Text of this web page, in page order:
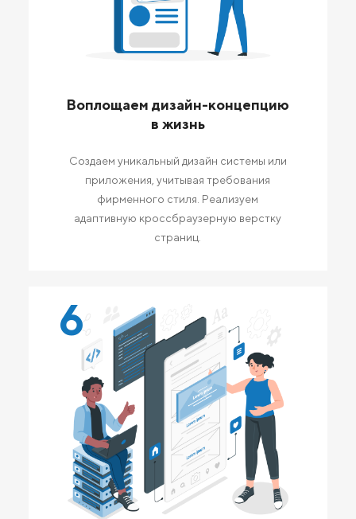
Воплощаем дизайн-концепцию
в жизнь
Создаем уникальный дизайн системы или
приложения, учитывая требования
фирменного стиля. Реализуем
адаптивную кроссбраузерную верстку
страниц.
6